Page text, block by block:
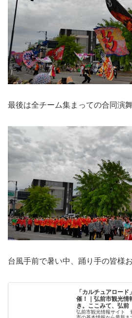
最後は全チーム集まっての合同演舞
台風手前で暑い中、踊り手の皆様
「カルチュアロー
催！｜弘前市観光
き。ここみて、弘前
弘前市観光情報サイト